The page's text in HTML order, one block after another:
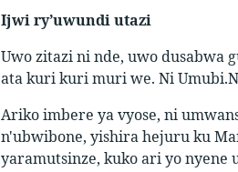
Ijwi ry’uwundi utazi
Uwo zitazi ni nde, uwo dusabwa
ata kuri kuri muri we. Ni
Ariko imbere ya vyose, ni
n'ubwibone, yishira hejuru ku
yaramutsinze, kuko ari yo